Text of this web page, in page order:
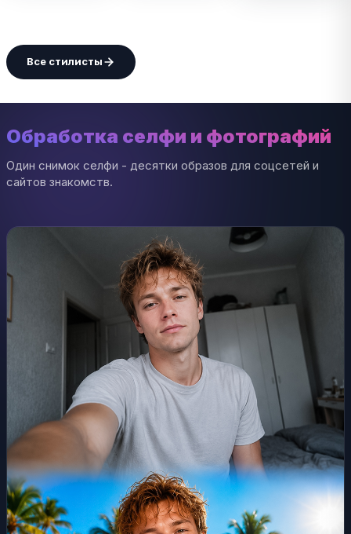
Все стилисты
Обработка селфи и фотографий
Один снимок селфи - десятки образов для соцсетей и
сайтов знакомств.